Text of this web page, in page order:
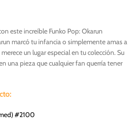
este increíble Funko Pop: Okarun
marcó tu infancia o simplemente amas a
un lugar especial en tu colección. Su
una pieza que cualquier fan querría tener
#2100